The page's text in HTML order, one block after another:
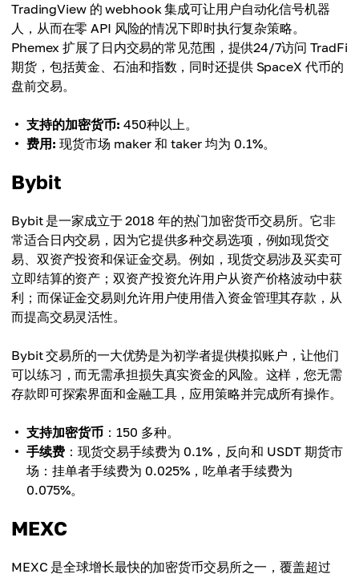
TradingView 的 webhook 集成可让用户自动化信号机器
人，从而在零 API 风险的情况下即时执行复杂策略。
Phemex 扩展了日内交易的常见范围，提供24/7访问 TradFi
期货，包括黄金、石油和指数，同时还提供 SpaceX 代币的
盘前交易。
支持的加密货币: 450种以上。
费用: 现货市场 maker 和 taker 均为 0.1%。
Bybit
Bybit 是一家成立于 2018 年的热门加密货币交易所。它非
常适合日内交易，因为它提供多种交易选项，例如现货交
易、双资产投资和保证金交易。例如，现货交易涉及买卖可
立即结算的资产；双资产投资允许用户从资产价格波动中获
利；而保证金交易则允许用户使用借入资金管理其存款，从
而提高交易灵活性。
Bybit 交易所的一大优势是为初学者提供模拟账户，让他们
可以练习，而无需承担损失真实资金的风险。这样，您无需
存款即可探索界面和金融工具，应用策略并完成所有操作。
支持加密货币 ：150 多种。
手续费 ：现货交易手续费为 0.1%，反向和 USDT 期货市
场：挂单者手续费为 0.025%，吃单者手续费为
0.075%。
MEXC
MEXC 是全球增长最快的加密货币交易所之一，覆盖超过